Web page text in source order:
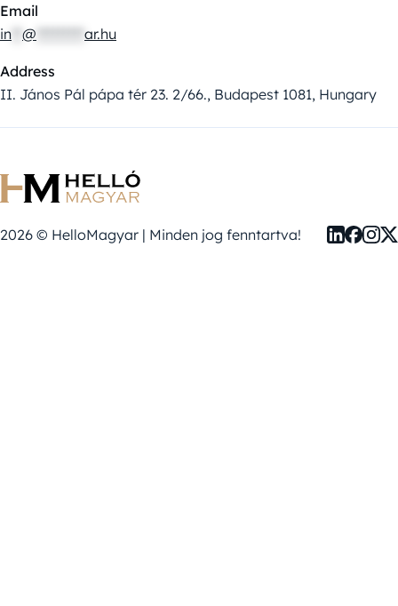
Email
in @ ar.hu
Address
II. János Pál pápa tér 23. 2/66., Budapest 1081, Hungary
2026 © HelloMagyar | Minden jog fenntartva!